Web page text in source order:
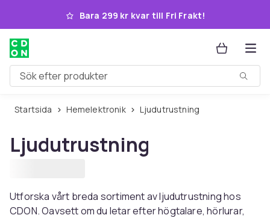
Hoppa till huvudinnehållet
Bara 299 kr kvar till Fri Frakt!
Sök efter produkter
Startsida Hemelektronik Ljudutrustning
Ljudutrustning
Utforska vårt breda sortiment av ljudutrustning hos
CDON. Oavsett om du letar efter högtalare, hörlurar,